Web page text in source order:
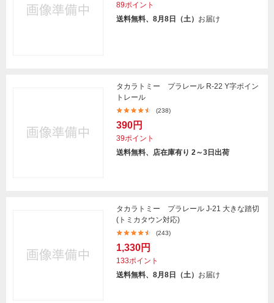
89ポイント
送料無料、8月8日（土） お届け
タカラトミー プラレール R-22 Y字ポイン
トレール
(238)
390円
39ポイント
送料無料、店在庫有り 2～3日出荷
タカラトミー プラレール J-21 大きな踏切
(トミカタウン対応)
(243)
1,330円
133ポイント
送料無料、8月8日（土） お届け